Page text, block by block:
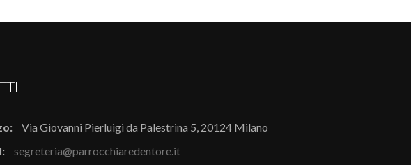
Via Giovanni Pierluigi da Palestrina 5, 20124 Milano
segreteria@parrocchiaredentore.it